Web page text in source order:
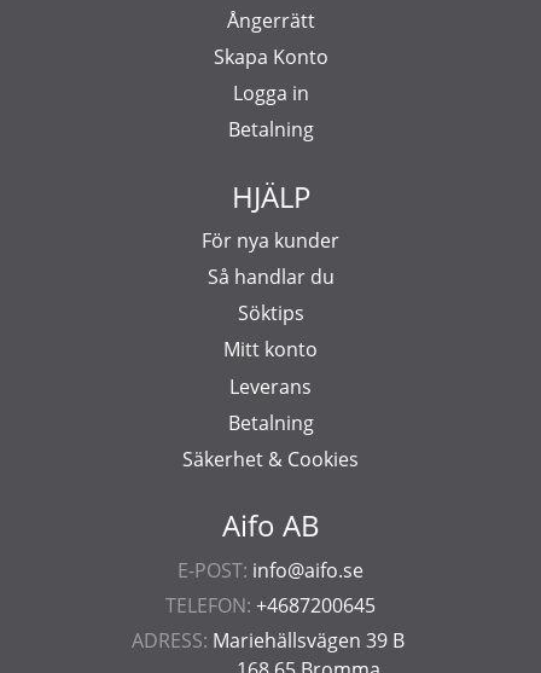
Aifo AB
E-POST: info@aifo.se
TELEFON: +4687200645
ADRESS: Mariehällsvägen 39 B
Ångerrätt
Skapa Konto
Logga in
Betalning
HJÄLP
För nya kunder
Så handlar du
Söktips
Mitt konto
Leverans
Betalning
Säkerhet & Cookies